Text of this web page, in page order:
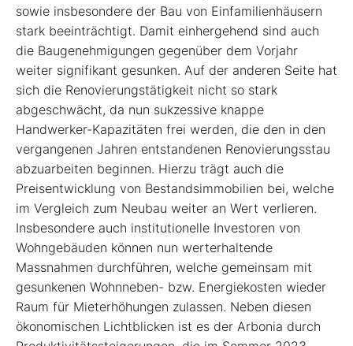
sowie insbesondere der Bau von Einfamilienhäusern
stark beeinträchtigt. Damit einhergehend sind auch
die Baugenehmigungen gegenüber dem Vorjahr
weiter signifikant gesunken. Auf der anderen Seite hat
sich die Renovierungstätigkeit nicht so stark
abgeschwächt, da nun sukzessive knappe
Handwerker-Kapazitäten frei werden, die den in den
vergangenen Jahren entstandenen Renovierungsstau
abzuarbeiten beginnen. Hierzu trägt auch die
Preisentwicklung von Bestandsimmobilien bei, welche
im Vergleich zum Neubau weiter an Wert verlieren.
Insbesondere auch institutionelle Investoren von
Wohngebäuden können nun werterhaltende
Massnahmen durchführen, welche gemeinsam mit
gesunkenen Wohnneben- bzw. Energiekosten wieder
Raum für Mieterhöhungen zulassen. Neben diesen
ökonomischen Lichtblicken ist es der Arbonia durch